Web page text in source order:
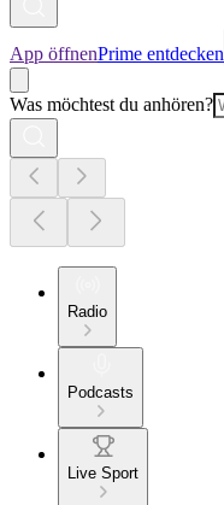
App öffnenPrime entdecken
Was möchtest du anhören?
Radio
Podcasts
Live Sport